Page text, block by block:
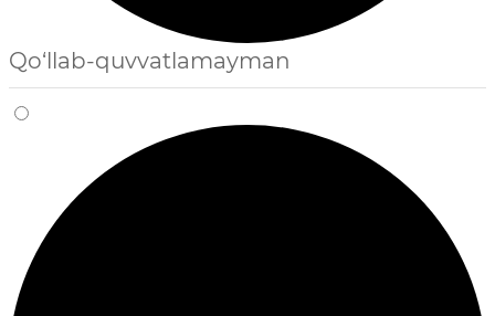
Qo‘llab-quvvatlamayman